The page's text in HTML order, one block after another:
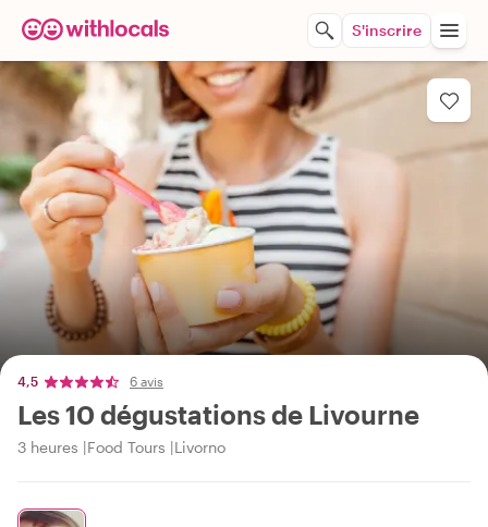
S'inscrire
4,5 6 avis
Les 10 dégustations de Livourne
3 heures Food Tours Livorno